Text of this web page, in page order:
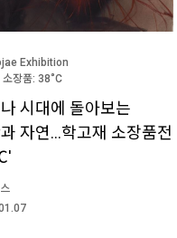
Exhibition
소장품: 38˚C
시대에 돌아보는
자연…학고재 소장품전